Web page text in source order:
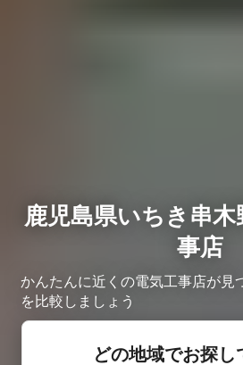
鹿児島県いちき串
事店
かんたんに近くの電気工事店が見
を比較しましょう
どの地域でお探し